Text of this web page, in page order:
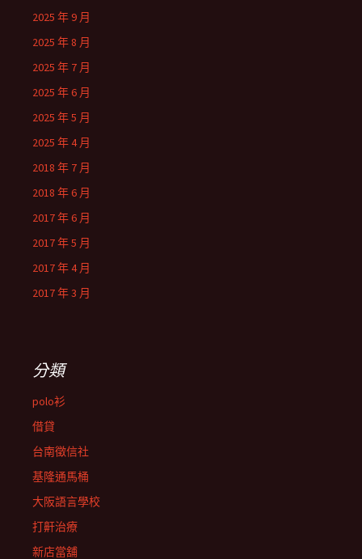
2025 年 9 月
2025 年 8 月
2025 年 7 月
2025 年 6 月
2025 年 5 月
2025 年 4 月
2018 年 7 月
2018 年 6 月
2017 年 6 月
2017 年 5 月
2017 年 4 月
2017 年 3 月
分類
polo衫
借貸
台南徵信社
基隆通馬桶
大阪語言學校
打鼾治療
新店當舖